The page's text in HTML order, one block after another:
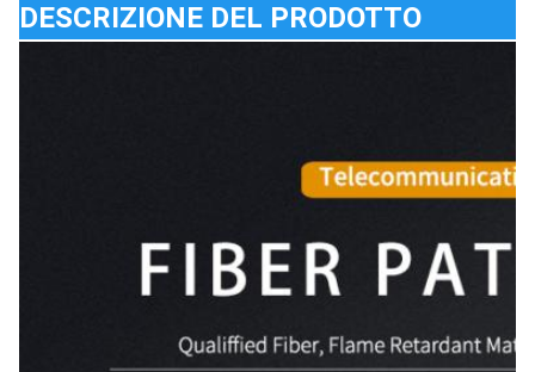
DESCRIZIONE DEL PRODOTTO